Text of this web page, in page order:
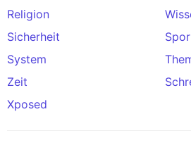
Religion
Sicherheit
System
Zeit
Xposed